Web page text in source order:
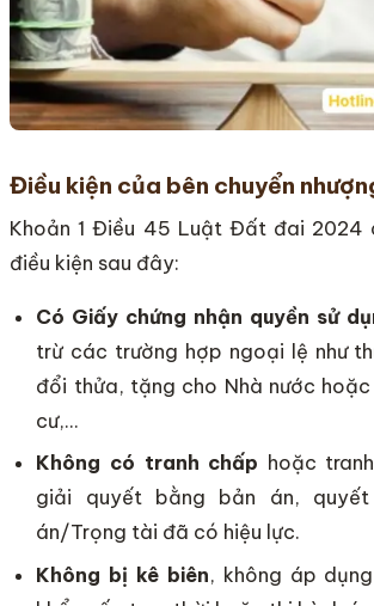
Điều kiện của bên chuyển
Khoản 1 Điều 45 Luật Đất đai 2024
điều kiện sau đây:
Có Giấy chứng nhận quyền sử
trừ các trường hợp ngoại lệ như
đổi thửa, tặng cho Nhà nước
cư,…
Không có tranh chấp hoặc
giải quyết bằng bản án,
án/Trọng tài đã có hiệu lực.
Không bị kê biên, không áp